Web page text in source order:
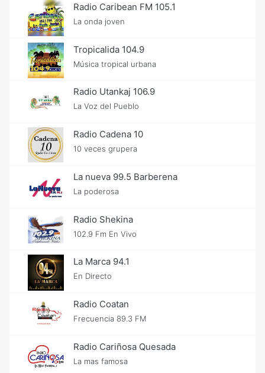
Radio Caribean FM 105.1
La onda joven
Tropicalida 104.9
Música tropical urbana
Radio Utankaj 106.9
La Voz del Pueblo
Radio Cadena 10
10 veces grupera
La nueva 99.5 Barberena
La poderosa
Radio Shekina
102.9 Fm En Vivo
La Marca 94.1
En Directo
Radio Coatan
Frecuencia 89.3 FM
Radio Cariñosa Quesada
La mas famosa